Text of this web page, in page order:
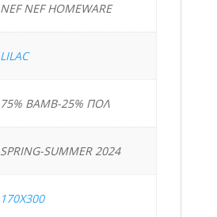
NEF NEF HOMEWARE
LILAC
75% BAMB-25% ΠΟΛ
SPRING-SUMMER 2024
170X300